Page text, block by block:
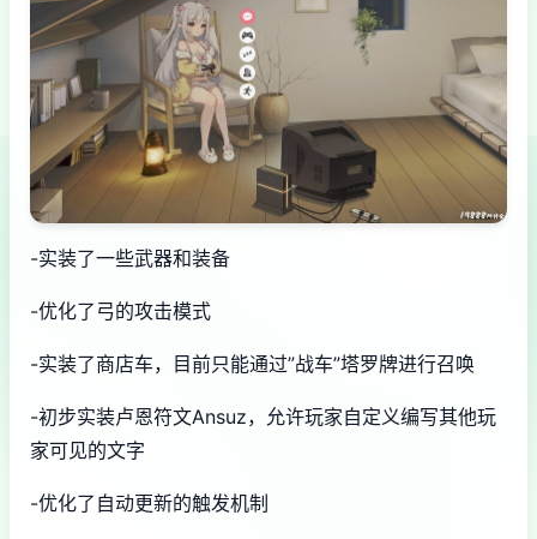
-实装了一些武器和装备
-优化了弓的攻击模式
-实装了商店车，目前只能通过”战车”塔罗牌进行召唤
-初步实装卢恩符文Ansuz，允许玩家自定义编写其他玩
家可见的文字
-优化了自动更新的触发机制